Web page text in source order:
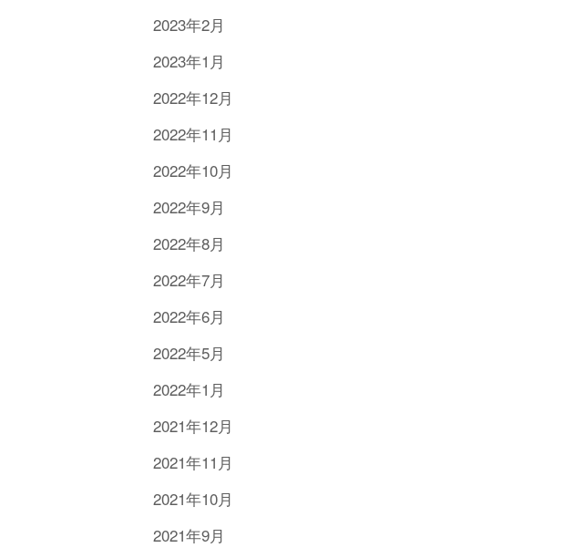
2023年2月
2023年1月
2022年12月
2022年11月
2022年10月
2022年9月
2022年8月
2022年7月
2022年6月
2022年5月
2022年1月
2021年12月
2021年11月
2021年10月
2021年9月